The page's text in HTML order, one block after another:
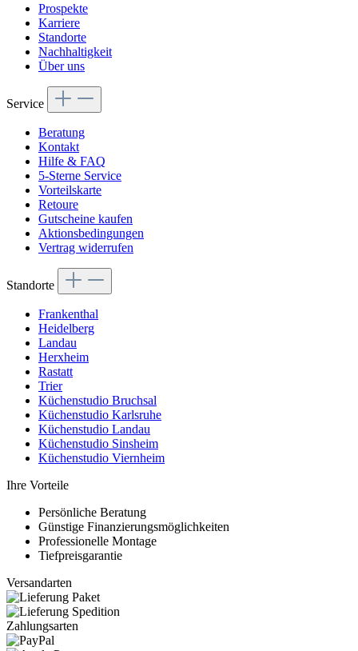
Prospekte
Karriere
Standorte
Nachhaltigkeit
Über uns
Service
Beratung
Kontakt
Hilfe & FAQ
5-Sterne Service
Vorteilskarte
Retoure
Gutscheine kaufen
Aktionsbedingungen
Vertrag widerrufen
Standorte
Frankenthal
Heidelberg
Landau
Herxheim
Rastatt
Trier
Küchenstudio Bruchsal
Küchenstudio Karlsruhe
Küchenstudio Landau
Küchenstudio Sinsheim
Küchenstudio Viernheim
Ihre Vorteile
Persönliche Beratung
Günstige Finanzierungsmöglichkeiten
Professionelle Montage
Tiefpreisgarantie
Versandarten
Zahlungsarten